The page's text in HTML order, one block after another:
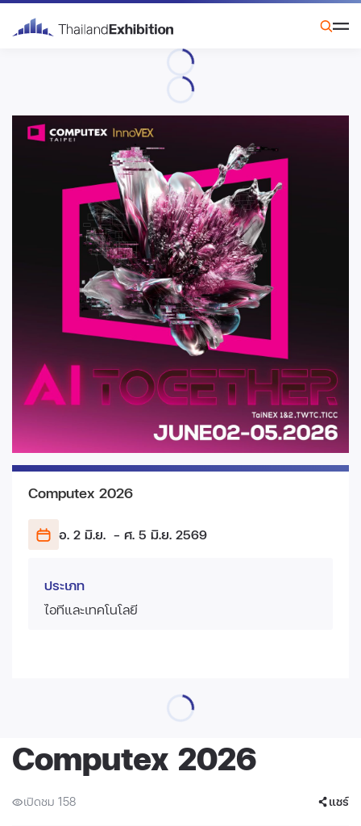
Computex 2026
อ. 2 มิ.ย. - ศ. 5 มิ.ย. 2569
ประเภท
ไอทีและเทคโนโลยี
Computex 2026
เปิดชม 158 แชร์